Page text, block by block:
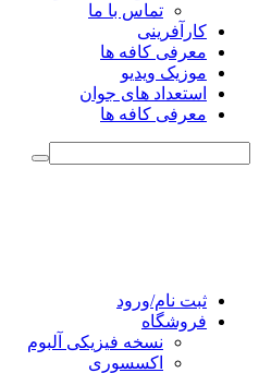
تماس با ما
کارآفرینی
معرفی کافه ها
موزیک ویدیو
استعداد های جوان
معرفی کافه ها
ثبت نام/ورود
فروشگاه
نسخه فیزیکی آلبوم
اکسسوری